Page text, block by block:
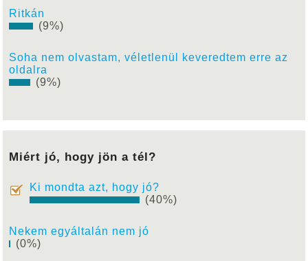
Ritkán
(9%)
Soha nem olvastam, véletlenül keveredtem erre az
oldalra
(9%)
Miért jó, hogy jön a tél?
Ki mondta azt, hogy jó?
(40%)
Nekem egyáltalán nem jó
(0%)